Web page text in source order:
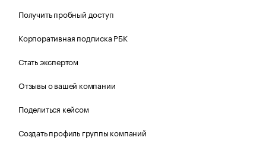
Получить пробный доступ
Корпоративная подписка РБК
Стать экспертом
Отзывы о вашей компании
Поделиться кейсом
Создать профиль группы компаний